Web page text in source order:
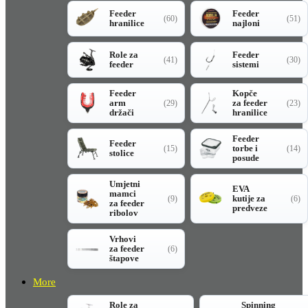
Feeder
hranilice
(60)
Feeder
najloni
(51)
Role za
feeder
(41)
Feeder
sistemi
(30)
Feeder
arm
držači
(29)
Kopče
za feeder
hranilice
(23)
Feeder
stolice
(15)
Feeder
torbe i
posude
(14)
Umjetni
mamci
za feeder
ribolov
(9)
EVA
kutije za
predveze
(6)
Vrhovi
za feeder
štapove
(6)
More
Role za
Spinning